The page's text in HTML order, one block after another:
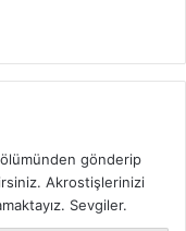
gönderip
Akrostişlerinizi
Sevgiler.